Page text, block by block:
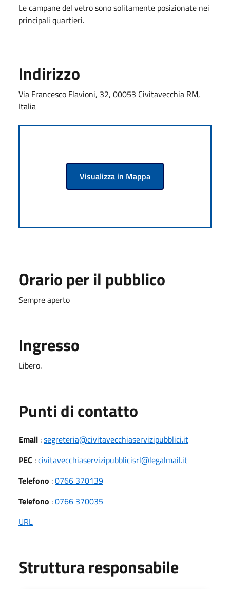
Le campane del vetro sono solitamente posizionate nei
principali quartieri.
Indirizzo
Via Francesco Flavioni, 32, 00053 Civitavecchia RM,
Italia
Visualizza in Mappa
Orario per il pubblico
Sempre aperto
Ingresso
Libero.
Punti di contatto
Email :segreteria@civitavecchiaservizipubblici.it
PEC :civitavecchiaservizipubblicisrl@legalmail.it
Telefono :0766 370139
Telefono :0766 370035
URL
Struttura responsabile